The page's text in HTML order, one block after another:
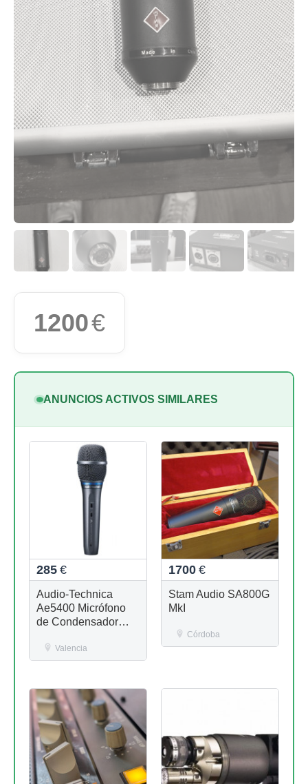
1200€
ANUNCIOS ACTIVOS SIMILARES
285 €
Audio-Technica
Ae5400 Micrófono
de Condensador
Valencia
1700 €
Stam Audio SA800G
MkI
Córdoba